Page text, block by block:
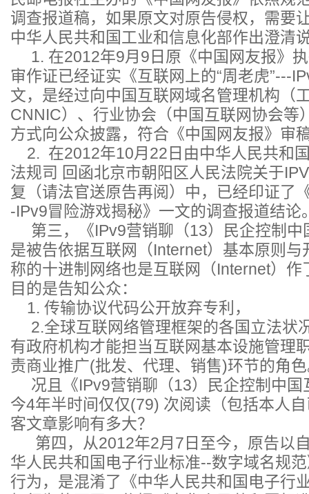
调查报道稿，如果原文对原告侵权，需要
中华人民共和国工业和信息化部作出澄清
1. 在2012年9月9日原《中国网友报》
审作证已经证实《互联网上的“周老虎”---
文，是经过向中国互联网域名管理机构（
CNNIC）、行业协会（中国互联网协会等
方式向公众披露，符合《中国网友报》审
2. 在2012年10月22日由中华人民共和
法规司 回函北京市朝阳区人民法院关于
复（请法官送原告再阅）中，已经印证了
-IPv9冒险游戏揭秘》一文的调查报道结论
第三，《IPv9营销聊（13）民企控制中
是被告依据互联网（Internet）基本原则
称的十进制网络也是互联网（Internet）
目的是告知公众：
1. 传输协议代码公开放弃专利，
2.全球互联网络管理框架的各国立法状
有政府机构才能担当互联网基本设施管理
责商业推广(批发、代理、销售)环节的角
况且《IPv9营销聊（13）民企控制中国
今4年半时间仅仅(79) 次阅读（包括本人
客文章影响有多大？
第四，从2012年2月7日至今，原告以
华人民共和国电子行业标准--数字域名规
行为，是混淆了《中华人民共和国电子行